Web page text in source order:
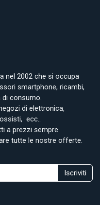
nel 2002 che si occupa
smartphone, ricambi,
consumo.
di elettronica,
ecc..
a prezzi sempre
tutte le nostre offerte.
Iscriviti